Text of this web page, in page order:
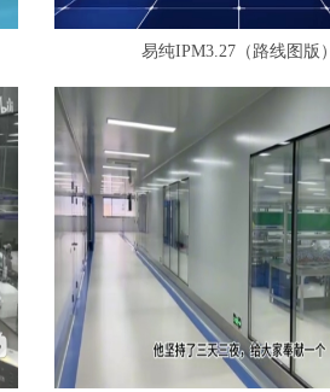
易纯IPM3.27（路线图版）